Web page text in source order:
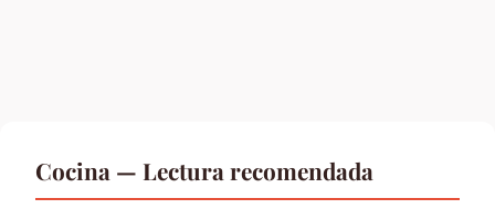
Cocina — Lectura recomendada